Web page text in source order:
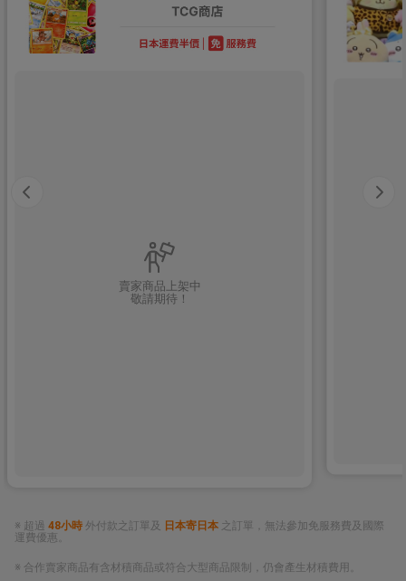
賣家商品上架中
敬請期待！
※ 超過 48小時 外付款之訂單及 日本寄日本 之訂單，無法參加免服務費及國際
運費優惠。
※ 合作賣家商品有含材積商品或符合大型商品限制，仍會產生材積費用。